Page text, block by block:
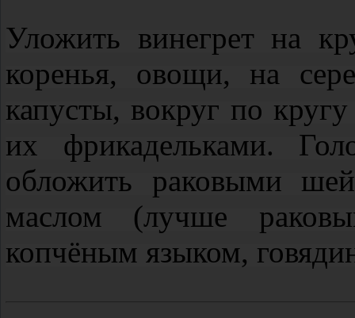
Уложить винегрет на
коренья, овощи, на
капусты, вокруг по
их фрикадельками.
обложить раковыми
маслом (лучше
копчёным языком,